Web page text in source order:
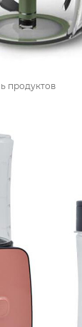
продуктов